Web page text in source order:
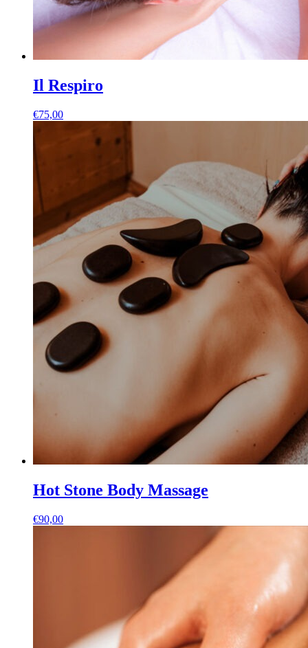
Il Respiro
€75,00
Hot Stone Body Massage
€90,00